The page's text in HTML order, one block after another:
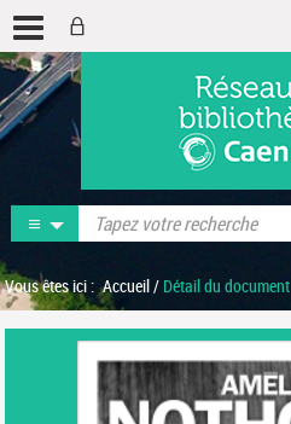
Vous êtes ici : Accueil/ Détail du document